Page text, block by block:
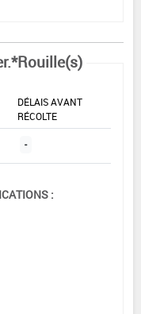
DÉLAIS AVANT
RÉCOLTE
-
: